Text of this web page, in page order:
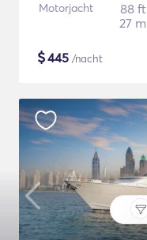
Motorjacht
88 ft
27 m
$445 /nacht